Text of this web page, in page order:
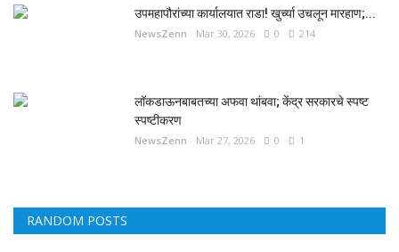
उपमहापौरांच्या कार्यालयात राडा! खुर्च्या उचलून मारहाण;...
NewsZenn Mar 30, 2026 0 214
लॉकडाऊनबाबतच्या अफवा थांबवा; केंद्र सरकारचे स्पष्ट
स्पष्टीकरण
NewsZenn Mar 27, 2026 0 1
RANDOM POSTS